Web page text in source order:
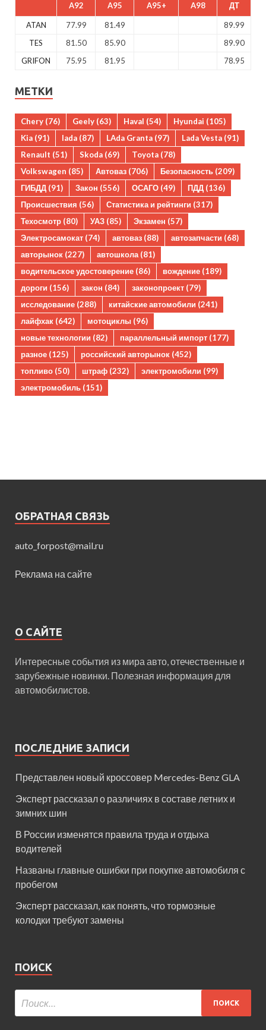
A92 A95 A95+ A98 ДТ
ATAN 77.99 81.49
89.99
TES
81.50 85.90
89.90
GRIFON
75.95 81.95 78.95
МЕТКИ
Chery (76) Geely (63) Haval (54) Hyundai (105)
Kia (91) lada (87) LAda Granta (97) Lada Vesta (91)
Renault (51) Skoda (69) Toyota (78)
Volkswagen (85) Автоваз (706) Безопасность (209)
ГИБДД (91) Закон (556) ОСАГО (49) ПДД (136)
Происшествия (56) Статистика и рейтинги (317)
Техосмотр (80) УАЗ (85) Экзамен (57)
Электросамокат (74) автоваз (88) автозапчасти (68)
авторынок (227) автошкола(81)
водительское удостоверение (86) вождение (189)
дороги (156) закон (84) законопроект (79)
исследование (288) китайские автомобили (241)
лайфхак (642) мотоциклы (96)
новые технологии (82) параллельный импорт (177)
разное (125) российский авторынок (452)
топливо (50) штраф (232) электромобили (99)
электромобиль (151)
ОБРАТНАЯ СВЯЗЬ
auto_forpost@mail.ru
Реклама на сайте
О САЙТЕ
Интересные события из мира авто, отечественные и
зарубежные новинки. Полезная информация для
автомобилистов.
ПОСЛЕДНИЕ ЗАПИСИ
Представлен новый кроссовер Mercedes-Benz GLA
Эксперт рассказал о различиях в составе летних и
зимних шин
В России изменятся правила труда и отдыха
водителей
Названы главные ошибки при покупке автомобиля с
пробегом
Эксперт рассказал, как понять, что тормозные
колодки требуют замены
ПОИСК